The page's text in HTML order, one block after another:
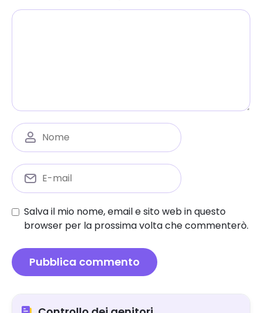
Salva il mio nome, email e sito web in questo
browser per la prossima volta che commenterò.